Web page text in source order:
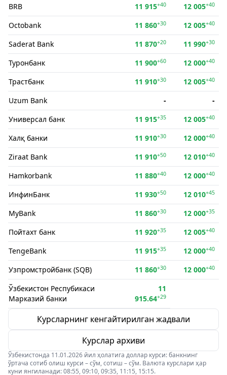
BRB 11 915+40 12 005+40
Octobank 11 860+30 12 005+40
Saderat Bank 11 870+20 11 990+30
Туронбанк 11 900+60 12 000+40
Трастбанк 11 910+30 12 005+40
Uzum Bank -
-
Универсал банк
11 915+35 12 005+40
Халқ банки 11 910+30 12 000+40
Ziraat Bank 11 910+50 12 010+40
Hamkorbank 11 880+40 12 000+40
ИнфинБанк 11 930+50 12 010+45
MyBank 11 860+30 12 000+35
Пойтахт банк 11 920+35 12 005+40
TengeBank 11 915+35 12 000+40
Узпромстройбанк (SQB) 11 860+30 12 000+40
Ўзбекистон Респубикаси
Марказий банки
11
915.64+29
Курсларнинг кенгайтирилган жадвали
Курслар архиви
Ўзбекистонда 11.01.2026 йил ҳолатига доллар курси: банкнинг
ўртача сотиб олиш курси – сўм, сотиш – сўм. Валюта курслари ҳар
куни янгиланади: 08:55, 09:10, 09:35, 11:15, 15:15.